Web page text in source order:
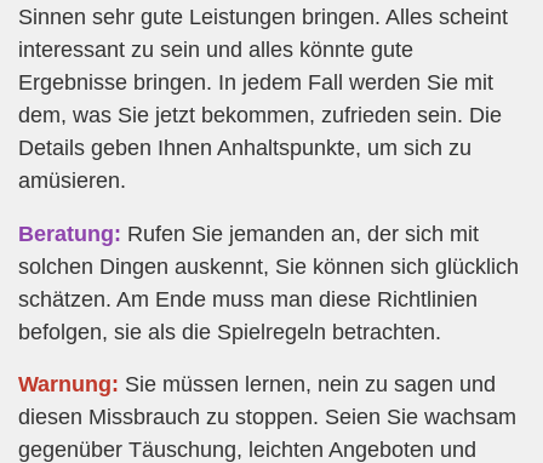
Sinnen sehr gute Leistungen bringen. Alles scheint
interessant zu sein und alles könnte gute
Ergebnisse bringen. In jedem Fall werden Sie mit
dem, was Sie jetzt bekommen, zufrieden sein. Die
Details geben Ihnen Anhaltspunkte, um sich zu
amüsieren.
Beratung: Rufen Sie jemanden an, der sich mit
solchen Dingen auskennt, Sie können sich glücklich
schätzen. Am Ende muss man diese Richtlinien
befolgen, sie als die Spielregeln betrachten.
Warnung: Sie müssen lernen, nein zu sagen und
diesen Missbrauch zu stoppen. Seien Sie wachsam
gegenüber Täuschung, leichten Angeboten und